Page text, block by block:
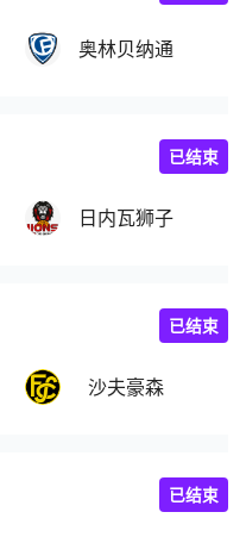
奥林贝纳通
日内瓦狮子
已结束
沙夫豪森
已结束
已结束